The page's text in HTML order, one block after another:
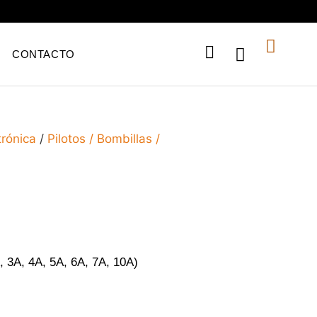
CONTACTO
/ Pilotos / Bombillas /
3A, 4A, 5A, 6A, 7A, 10A)